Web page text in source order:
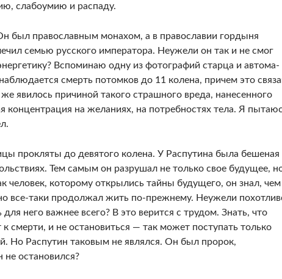
слабоумию и распаду.
был православным монахом, а в православии гордыня
семью русского императора. Неужели он так и не смог
Вспоминаю одну из фотографий старца и автома­
смерть потомков до 11 колена, причем это
явилось причиной такого страшного вреда, нанесенного
концентрация на желаниях, на потребностях тела. Я
про­кляты до девятого колена. У Распутина была бе­шеная
Тем самым он разрушал не только свое бу­дущее,
человек, которому открылись тайны будуще­го, он знал, чем
все-таки продолжал жить по-прежнему. Неужели
него важнее всего? В это верится с трудом. Знать, что
смерти, и не остановиться — так мо­жет поступать только
Но Распутин таковым не являлся. Он был пророк,
остановился?